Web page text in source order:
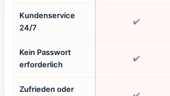
Kundenservice
24/7
✔️
Kein Passwort
erforderlich
✔️
Zufrieden oder